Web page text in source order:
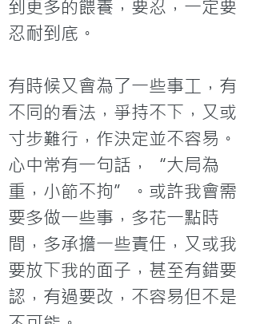
到更多的餵養，要忍，一定要
忍耐到底。
有時候又會為了一些事工，有
不同的看法，爭持不下，又或
寸步難行，作決定並不容易。
心中常有一句話，“大局為
重，小節不拘”。或許我會需
要多做一些事，多花一點時
間，多承擔一些責任，又或我
要放下我的面子，甚至有錯要
認，有過要改，不容易但不是